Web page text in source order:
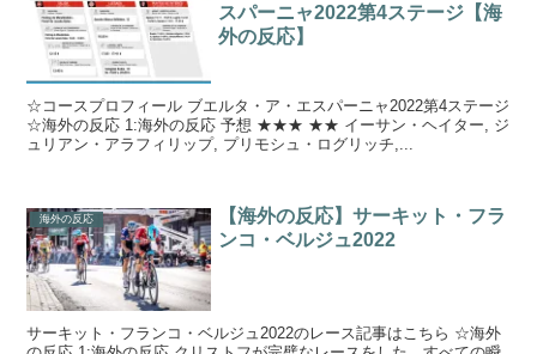
スパーニャ2022第4ステージ【海
外の反応】
☆コースプロフィール ブエルタ・ア・エスパーニャ2022第4ステージ
☆海外の反応 1:海外の反応 予想 ★★★ ★★ イーサン・ヘイター, ジ
ュリアン・アラフィリップ, プリモシュ・ログリッチ,...
海外の反応
【海外の反応】サーキット・フラ
ンコ・ベルジュ2022
サーキット・フランコ・ベルジュ2022のレース記事はこちら ☆海外